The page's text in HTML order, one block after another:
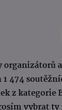
organizátorů a
474
z kategorie
vybrat ty